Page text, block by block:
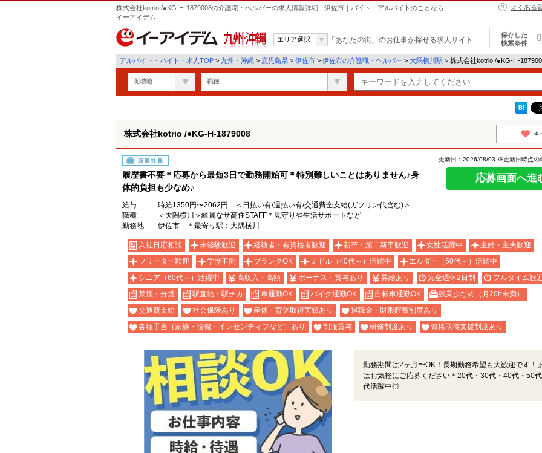
株式会社kotrio /●KG-H-1879008の介護職・ヘルパーの求人情報詳細 - 伊佐市｜バイト・アルバイトのことなら
イーアイデム
よくある
九州・沖縄
エリア選択 「あなたの街」のお仕事が探せる求人サイト
保存した
検索条件
0
アルバイト・バイト・求人TOP > 九州・沖縄 > 鹿児島県 > 伊佐市 > 伊佐市の介護職・ヘルパー > 大隅横川駅 > 株式会社kotrio /●KG-H-
勤務地 職種
株式会社kotrio /●KG-H-1879008 キ
派遣社員
履歴書不要＊応募から最短3日で勤務開始可＊特別難しいことはありません♪身
体的負担も少なめ♪
更新日：2026/08/03 ※更新日時点の
応募画面へ進
給与
時給1350円〜2062円 ＜日払い有/週払い有/交通費全支給(ガソリン代含む)＞
職種
＜大隅横川＞綺麗なサ高住STAFF＊見守りや生活サポートなど
勤務地
伊佐市 ＊最寄り駅：大隅横川
入社日応相談 未経験歓迎 経験者・有資格者歓迎 新卒・第二新卒歓迎 女性活躍中
主婦・主夫歓迎
フリーター歓迎
学歴不問 ブランクOK ミドル（40代～）活躍中
エルダー（50代～）活躍中
シニア（60代～）活躍中
高収入・高額 ボーナス・賞与あり 昇給あり 完全週休2日制
フルタイム歓
禁煙・分煙
駅直結・駅チカ 車通勤OK バイク通勤OK 自転車通勤OK
残業少なめ（月20h未満）
交通費支給
社会保険あり 産休・育休取得実績あり
退職金・財形貯蓄制度あり
各種手当（家族・役職・インセンティブなど）あり
制服貸与 研修制度あり 資格取得支援制度あり
勤務期間は2ヶ月〜OK！長期勤務希望も大歓迎です！
はお気軽にご応募ください＊20代・30代・40代・50
代活躍中◎